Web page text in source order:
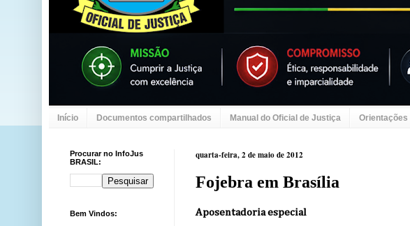
Início Documentos compartilhados Manual do Oficial de Justiça Orientações
quarta-feira, 2 de maio de 2012
Fojebra em Brasília
Aposentadoria especial
Procurar no InfoJus
BRASIL:
Bem Vindos: